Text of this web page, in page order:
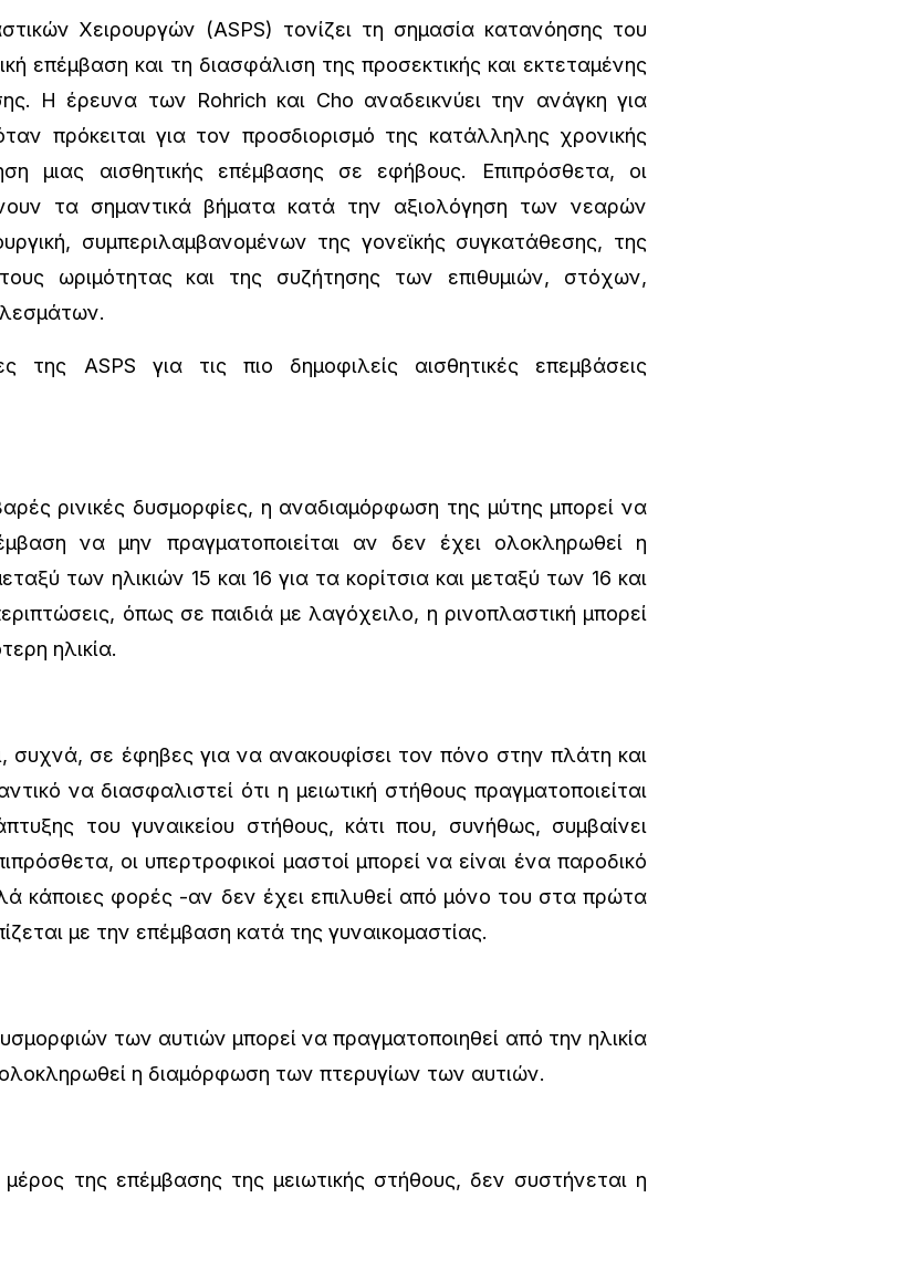
Χειρουργών (ASPS) τονίζει τη σημασία κατανόησης του
επέμβαση και τη διασφάλιση της προσεκτικής και εκτεταμένης
Η έρευνα των Rohrich και Cho αναδεικνύει την ανάγκη για
πρόκειται για τον προσδιορισμό της κατάλληλης χρονικής
μιας αισθητικής επέμβασης σε εφήβους. Επιπρόσθετα, οι
τα σημαντικά βήματα κατά την αξιολόγηση των νεαρών
συμπεριλαμβανομένων της γονεϊκής συγκατάθεσης, της
τους ωριμότητας και της συζήτησης των επιθυμιών, στόχων,
ASPS για τις πιο δημοφιλείς αισθητικές επεμβάσεις
ρινικές δυσμορφίες, η αναδιαμόρφωση της μύτης μπορεί να
να μην πραγματοποιείται αν δεν έχει ολοκληρωθεί η
των ηλικιών 15 και 16 για τα κορίτσια και μεταξύ των 16 και
όπως σε παιδιά με λαγόχειλο, η ρινοπλαστική μπορεί
ηλικία.
συχνά, σε έφηβες για να ανακουφίσει τον πόνο στην πλάτη και
να διασφαλιστεί ότι η μειωτική στήθους πραγματοποιείται
του γυναικείου στήθους, κάτι που, συνήθως, συμβαίνει
οι υπερτροφικοί μαστοί μπορεί να είναι ένα παροδικό
κάποιες φορές -αν δεν έχει επιλυθεί από μόνο του στα πρώτα
με την επέμβαση κατά της γυναικομαστίας.
των αυτιών μπορεί να πραγματοποιηθεί από την ηλικία
η διαμόρφωση των πτερυγίων των αυτιών.
της επέμβασης της μειωτικής στήθους, δεν συστήνεται η